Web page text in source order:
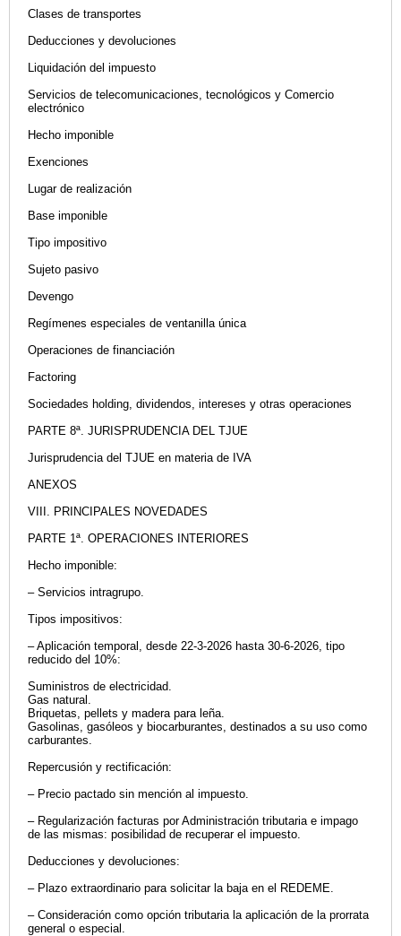
Clases de transportes
Deducciones y devoluciones
Liquidación del impuesto
Servicios de telecomunicaciones, tecnológicos y Comercio
electrónico
Hecho imponible
Exenciones
Lugar de realización
Base imponible
Tipo impositivo
Sujeto pasivo
Devengo
Regímenes especiales de ventanilla única
Operaciones de financiación
Factoring
Sociedades holding, dividendos, intereses y otras operaciones
PARTE 8ª. JURISPRUDENCIA DEL TJUE
Jurisprudencia del TJUE en materia de IVA
ANEXOS
VIII. PRINCIPALES NOVEDADES
PARTE 1ª. OPERACIONES INTERIORES
Hecho imponible:
– Servicios intragrupo.
Tipos impositivos:
– Aplicación temporal, desde 22-3-2026 hasta 30-6-2026, tipo
reducido del 10%:
Suministros de electricidad.
Gas natural.
Briquetas, pellets y madera para leña.
Gasolinas, gasóleos y biocarburantes, destinados a su uso como
carburantes.
Repercusión y rectificación:
– Precio pactado sin mención al impuesto.
– Regularización facturas por Administración tributaria e impago
de las mismas: posibilidad de recuperar el impuesto.
Deducciones y devoluciones:
– Plazo extraordinario para solicitar la baja en el REDEME.
– Consideración como opción tributaria la aplicación de la prorrata
general o especial.